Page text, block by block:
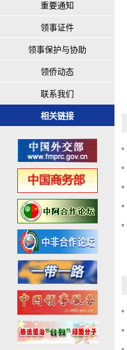
重要通知
领事证件
领事保护与协助
领侨动态
联系我们
相关链接